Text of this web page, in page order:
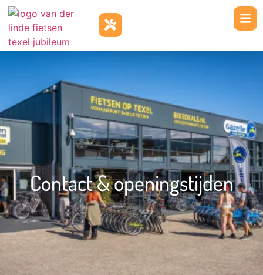
Contact & openingstijden